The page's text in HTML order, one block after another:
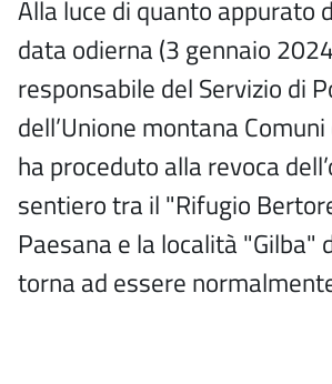
Alla luce di quanto appurato
data odierna (3 gennaio
responsabile del Servizio di
dell’Unione montana
ha proceduto alla revoca
sentiero tra il "Rifugio
Paesana e la località "Gilba"
torna ad essere